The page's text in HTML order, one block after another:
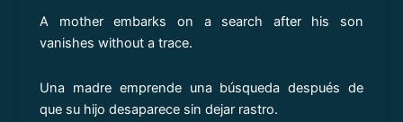
A mother embarks on a search after his son
vanishes without a trace.
Una madre emprende una búsqueda después de
que su hijo desaparece sin dejar rastro.